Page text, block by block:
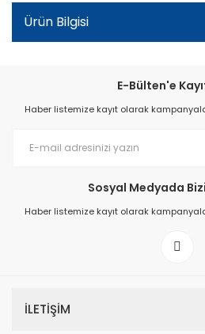
Ürün Bilgisi
E-Bülten'e
Haber listemize kayıt olarak
Sosyal Medyada
Haber listemize kayıt olarak
İLETİŞİM